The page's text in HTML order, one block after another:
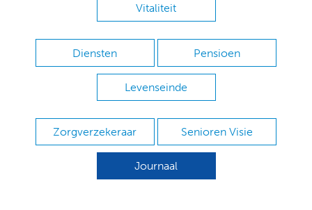
Vitaliteit
Diensten Pensioen
Levenseinde
Zorgverzekeraar Senioren Visie
Journaal